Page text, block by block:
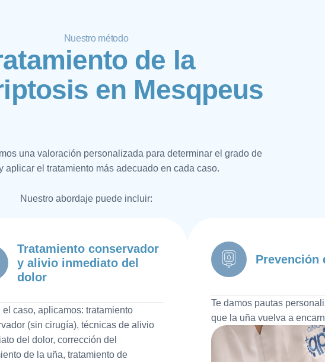
Nuestro método
atamiento de la
iptosis en Mesqpeus
una valoración personalizada para determinar el grado de
aplicar el tratamiento más adecuado en cada caso.
Nuestro abordaje puede incluir:
Tratamiento conservador
y alivio inmediato del
dolor
el caso, aplicamos: tratamiento
(sin cirugía), técnicas de alivio
del dolor, corrección del
de la uña, tratamiento de
Prevención
Te damos pautas
que la uña vuelva a